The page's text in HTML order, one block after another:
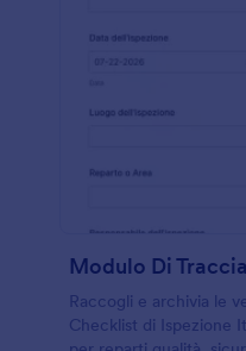
Modulo Di
Raccogli e archivia le
Checklist di Ispezione